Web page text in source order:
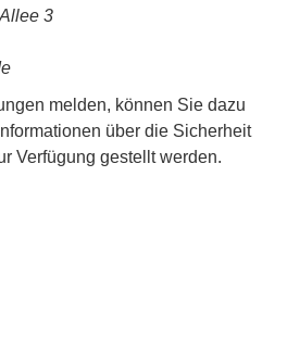
3
melden, können Sie dazu
über die Sicherheit
Verfügung gestellt werden.